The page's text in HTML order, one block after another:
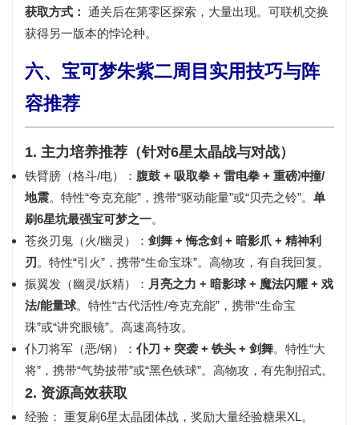
获取方式： 通关后在第零区探索， 大量出现。可联机交换
获得另一版本的悖论种。
六、宝可梦朱紫二周目实用技巧与阵
容推荐
1. 主力培养推荐（针对6星太晶战与对战）
铁臂膀（格斗/电） ： 腹鼓 + 吸取拳 + 雷电拳 + 重磅冲撞/
地震。特性“夸克充能”，携带“驱动能量”或“贝壳之铃”。 单
刷6星坑最强宝可梦之一。
苍炎刃鬼（火/幽灵）
： 剑舞 + 悔念剑 + 暗影爪 + 精神利
刃 。特性“引火”，携带“生命宝珠”。高物攻，有自我回复。
振翼发（幽灵/妖精）
： 月亮之力 + 暗影球 + 魔法闪耀 + 戏
法/能量球。特性“古代活性/夸克充能”，携带“生命宝
珠”或“讲究眼镜”。高速高特攻。
仆刀将军（恶/钢）
： 仆刀 + 突袭 + 铁头 + 剑舞。特性“大
将”，携带“气势披带”或“黑色铁球”。高物攻，有先制招式。
2. 资源高效获取
经验： 重复刷6星太晶团体战 ，奖励大量经验糖果XL。